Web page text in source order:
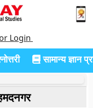
Login
सामान्य ज्ञान